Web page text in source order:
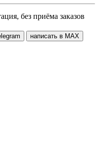
без приёма заказов
написать в МАХ